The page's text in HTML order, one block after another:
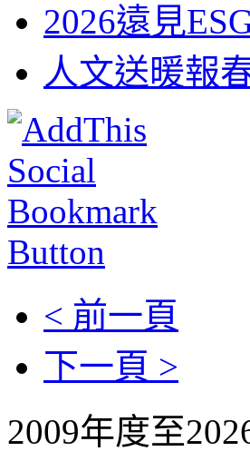
2026遠見
人文送暖報
< 前一頁
下一頁 >
2009年度至